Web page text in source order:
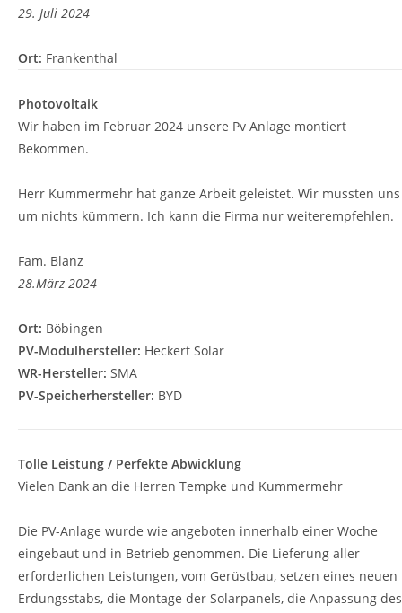
29. Juli 2024
Ort: Frankenthal
Photovoltaik
Wir haben im Februar 2024 unsere Pv Anlage montiert
Bekommen.
Herr Kummermehr hat ganze Arbeit geleistet. Wir mussten uns
um nichts kümmern. Ich kann die Firma nur weiterempfehlen.
Fam. Blanz
28.März 2024
Ort: Böbingen
PV-Modulhersteller: Heckert Solar
WR-Hersteller: SMA
PV-Speicherhersteller: BYD
Tolle Leistung / Perfekte Abwicklung
Vielen Dank an die Herren Tempke und Kummermehr
Die PV-Anlage wurde wie angeboten innerhalb einer Woche
eingebaut und in Betrieb genommen. Die Lieferung aller
erforderlichen Leistungen, vom Gerüstbau, setzen eines neuen
Erdungsstabs, die Montage der Solarpanels, die Anpassung des